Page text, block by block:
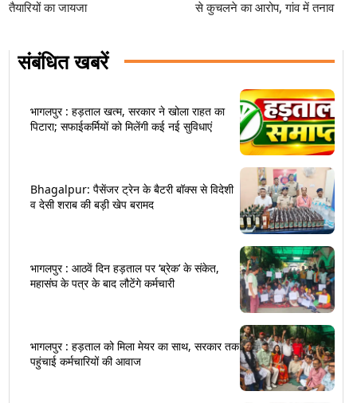
तैयारियों का जायजा से कुचलने का आरोप, गांव में तनाव
संबंधित खबरें
भागलपुर : हड़ताल खत्म, सरकार ने खोला राहत का
पिटारा; सफाईकर्मियों को मिलेंगी कई नई सुविधाएं
Bhagalpur: पैसेंजर ट्रेन के बैटरी बॉक्स से विदेशी
व देसी शराब की बड़ी खेप बरामद
भागलपुर : आठवें दिन हड़ताल पर ‘ब्रेक’ के संकेत,
महासंघ के पत्र के बाद लौटेंगे कर्मचारी
भागलपुर : हड़ताल को मिला मेयर का साथ, सरकार तक
पहुंचाई कर्मचारियों की आवाज